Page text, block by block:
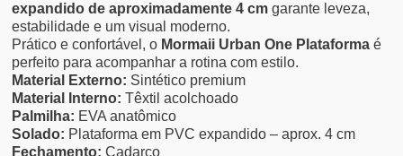
expandido de aproximadamente 4 cm garante leveza,
estabilidade e um visual moderno.
Prático e confortável, o Mormaii Urban One Plataforma é
perfeito para acompanhar a rotina com estilo.
Material Externo: Sintético premium
Material Interno: Têxtil acolchoado
Palmilha: EVA anatômico
Solado: Plataforma em PVC expandido – aprox. 4 cm
Fechamento: Cadarço